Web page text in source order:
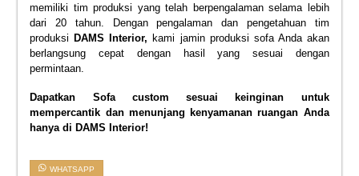
memiliki tim produksi yang telah berpengalaman selama lebih
dari 20 tahun. Dengan pengalaman dan pengetahuan tim
produksi DAMS Interior, kami jamin produksi sofa Anda akan
berlangsung cepat dengan hasil yang sesuai dengan
permintaan.
Dapatkan Sofa custom sesuai keinginan untuk
mempercantik dan menunjang kenyamanan ruangan Anda
hanya di DAMS Interior!
WHATSAPP